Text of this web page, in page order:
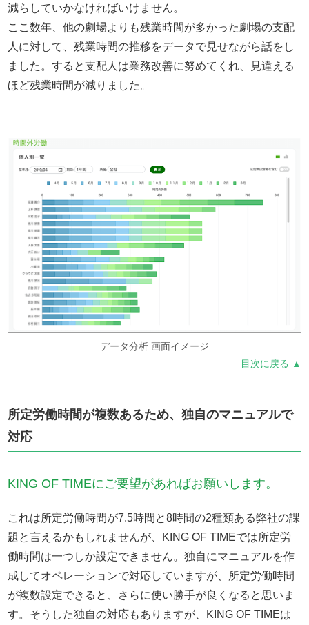
減らしていかなければいけません。
ここ数年、他の劇場よりも残業時間が多かった劇場の支配
人に対して、残業時間の推移をデータで見せながら話をし
ました。すると支配人は業務改善に努めてくれ、見違える
ほど残業時間が減りました。
データ分析 画面イメージ
目次に戻る ▲
所定労働時間が複数あるため、独自のマニュアルで
対応
KING OF TIMEにご要望があればお願いします。
これは所定労働時間が7.5時間と8時間の2種類ある弊社の課
題と言えるかもしれませんが、KING OF TIMEでは所定労
働時間は一つしか設定できません。独自にマニュアルを作
成してオペレーションで対応していますが、所定労働時間
が複数設定できると、さらに使い勝手が良くなると思いま
す。そうした独自の対応もありますが、KING OF TIMEは